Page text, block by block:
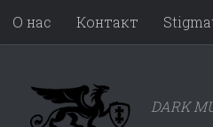
Перейти к
О нас Контакт
DARK